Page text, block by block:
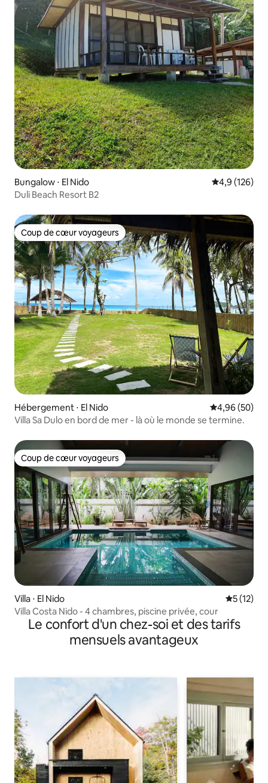
Bungalow ⋅ El Nido Évaluation
4,9 (126)
Duli Beach Resort B2
Coup de cœur voyageurs
Coup de cœur voyageurs
Hébergement ⋅ El Nido Évaluation
4,96 (50)
Villa Sa Dulo en bord de mer - là où le monde se termine.
Coup de cœur voyageurs
Coup de cœur voyageurs
Villa ⋅ El Nido
5 (12)
Villa Costa Nido - 4 chambres, piscine privée, cour
Le confort d'un chez-soi et des tarifs
mensuels avantageux